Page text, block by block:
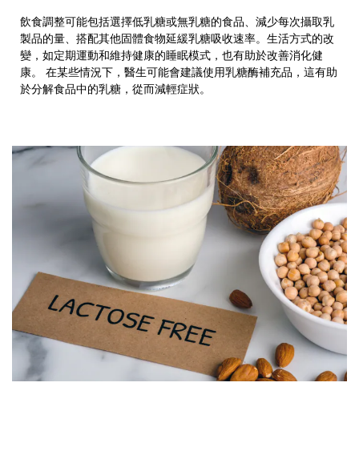
飲食調整可能包括選擇低乳糖或無乳糖的食品、減少每次攝取乳
製品的量、搭配其他固體食物延緩乳糖吸收速率。生活方式的改
變，如定期運動和維持健康的睡眠模式，也有助於改善消化健
康。 在某些情況下，醫生可能會建議使用乳糖酶補充品，這有助
於分解食品中的乳糖，從而減輕症狀。